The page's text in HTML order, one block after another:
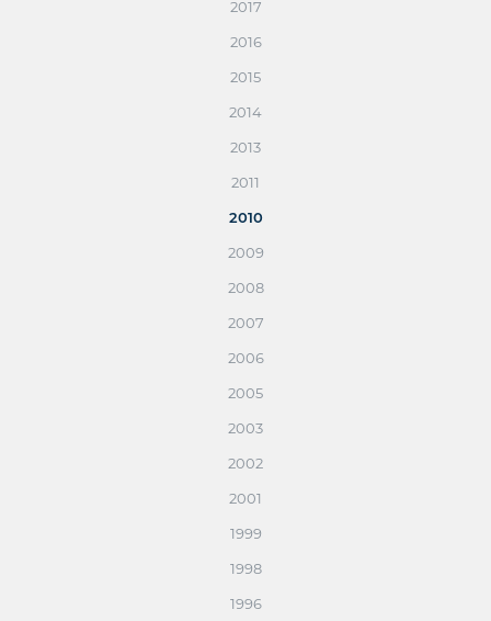
2017
2016
2015
2014
2013
2011
2010
2009
2008
2007
2006
2005
2003
2002
2001
1999
1998
1996